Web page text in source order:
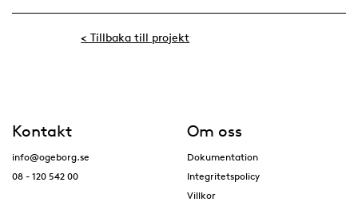
< Tillbaka till projekt
Kontakt
info@ogeborg.se
08 - 120 542 00
Om oss
Dokumentation
Integritetspolicy
Villkor